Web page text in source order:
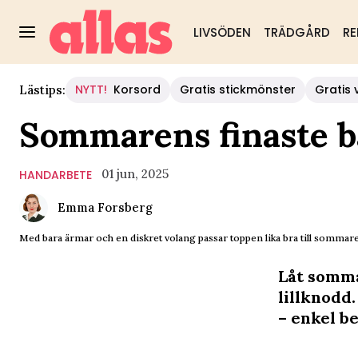
LIVSÖDEN TRÄDGÅRD
Lästips: NYTT! Korsord Gratis stickmönster Gratis
Sommarens finaste
HANDARBETE 01 jun, 2025
Emma Forsberg
Med bara ärmar och en diskret volang passar toppen lika bra till
Låt
lillknodd.
– enkel